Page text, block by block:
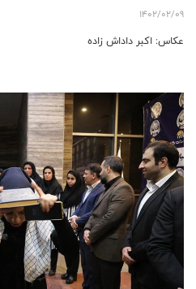
1402/02/09
عکاس: اکبر داداش زاده